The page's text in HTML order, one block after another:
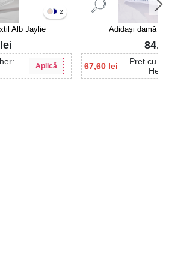
2
Alb Jaylie
Aplică
lei
Adidași damă
67,60 lei
Pret cu